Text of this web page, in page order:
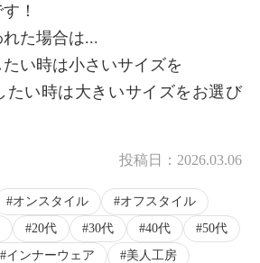
商品紹介
！
た場合は...
い時は小さいサイズを
たい時は大きいサイズをお選び
投稿日： 2026.03.06
オンスタイル
オフスタイル
20代 30代 40代
50代
インナーウェア
美人工房